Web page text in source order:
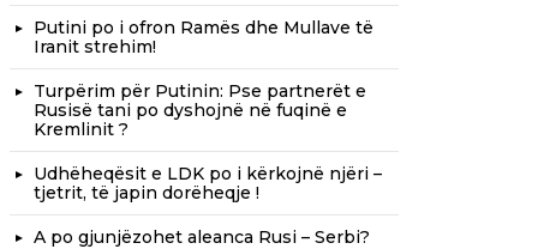
Putini po i ofron Ramës dhe Mullave të
Iranit strehim!
Turpërim për Putinin: Pse partnerët e
Rusisë tani po dyshojnë në fuqinë e
Kremlinit ?
Udhëheqësit e LDK po i kërkojnë njëri –
tjetrit, të japin dorëheqje !
A po gjunjëzohet aleanca Rusi – Serbi?